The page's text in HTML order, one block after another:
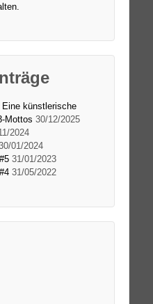
künstlerische
Mottos 30/12/2025
2024
01/2024
31/01/2023
31/05/2022